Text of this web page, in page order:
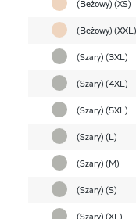
(Beżowy) (XS)
(Beżowy) (XXL)
(Szary) (3XL)
(Szary) (4XL)
(Szary) (5XL)
(Szary) (L)
(Szary) (M)
(Szary) (S)
(Szary) (XL)